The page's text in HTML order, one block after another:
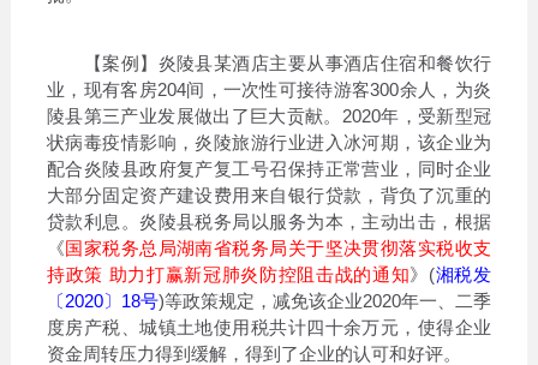
【案例】炎陵县某酒店主要从事酒店住宿和餐饮行
业，现有客房204间，一次性可接待游客300余人，为炎
陵县第三产业发展做出了巨大贡献。2020年，受新型冠
状病毒疫情影响，炎陵旅游行业进入冰河期，该企业为
配合炎陵县政府复产复工号召保持正常营业，同时企业
大部分固定资产建设费用来自银行贷款，背负了沉重的
贷款利息。炎陵县税务局以服务为本，主动出击，根据
《国家税务总局湖南省税务局关于坚决贯彻落实税收支
持政策 助力打赢新冠肺炎防控阻击战的通知》(湘税发
〔2020〕18号)等政策规定，减免该企业2020年一、二季
度房产税、城镇土地使用税共计四十余万元，使得企业
资金周转压力得到缓解，得到了企业的认可和好评。